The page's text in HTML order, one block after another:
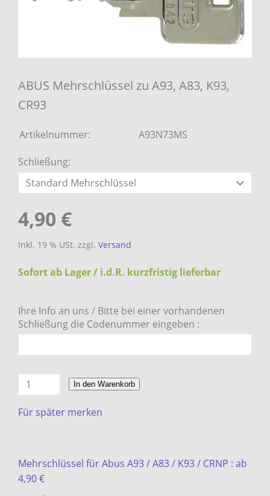
ABUS Mehrschlüssel zu A93, A83, K93,
CR93
Artikelnummer: A93N73MS
Schließung:
4,90 €
Inkl. 19 % USt. zzgl. Versand
Sofort ab Lager / i.d.R. kurzfristig lieferbar
Ihre Info an uns / Bitte bei einer vorhandenen
Schließung die Codenummer eingeben :
In den Warenkorb
Für später merken
Mehrschlüssel für Abus A93 / A83 / K93 / CRNP : ab
4,90 €